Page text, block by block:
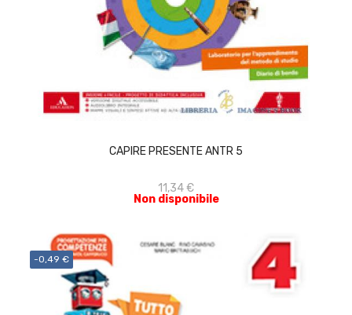
CAPIRE PRESENTE ANTR 5
11,34 €
Non disponibile
ACQUISTA
-0,49 €